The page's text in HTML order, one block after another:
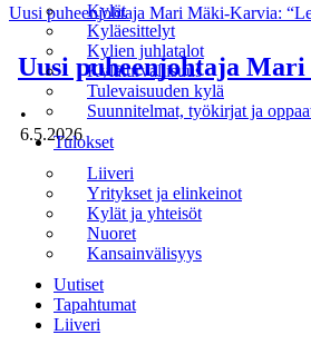
Kylät
Kyläesittelyt
Kylien juhlatalot
Kyläturvallisuus
Tulevaisuuden kylä
Suunnitelmat, työkirjat ja
Tulokset
Liiveri
Yritykset ja elinkeinot
Kylät ja yhteisöt
Nuoret
Kansainvälisyys
Uutiset
Tapahtumat
Liiveri
Uusi puheenjohtaja Mari Mäki-Karvia:
Uusi puheenjohtaja
•
6.5.2026